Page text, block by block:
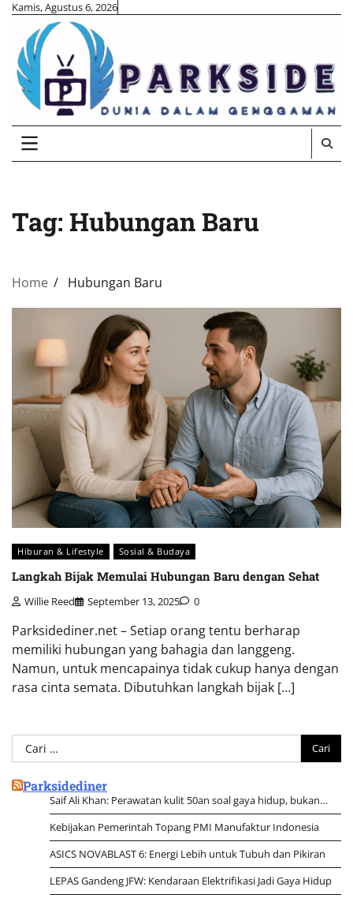
Skip
content
Kamis, Agustus 6, 2026
Tag: Hubungan Baru
Home Hubungan Baru
Hiburan & Lifestyle Sosial & Budaya
Langkah Bijak Memulai Hubungan Baru dengan Sehat
Willie Reed September 13, 2025 0
Parksidediner.net – Setiap orang tentu berharap
memiliki hubungan yang bahagia dan langgeng.
Namun, untuk mencapainya tidak cukup hanya dengan
rasa cinta semata. Dibutuhkan langkah bijak […]
Cari
untuk:
Parksidediner
Saif Ali Khan: Perawatan kulit 50an soal gaya hidup, bukan…
Kebijakan Pemerintah Topang PMI Manufaktur Indonesia
ASICS NOVABLAST 6: Energi Lebih untuk Tubuh dan Pikiran
LEPAS Gandeng JFW: Kendaraan Elektrifikasi Jadi Gaya Hidup